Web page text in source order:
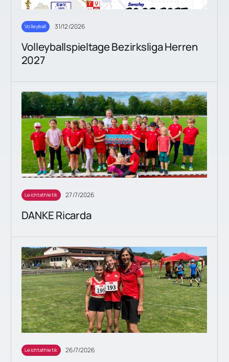
Volleyball 31/12/2026
Volleyballspieltage Bezirksliga Herren
2027
Leichtathletik 27/7/2026
DANKE Ricarda
Leichtathletik 26/7/2026